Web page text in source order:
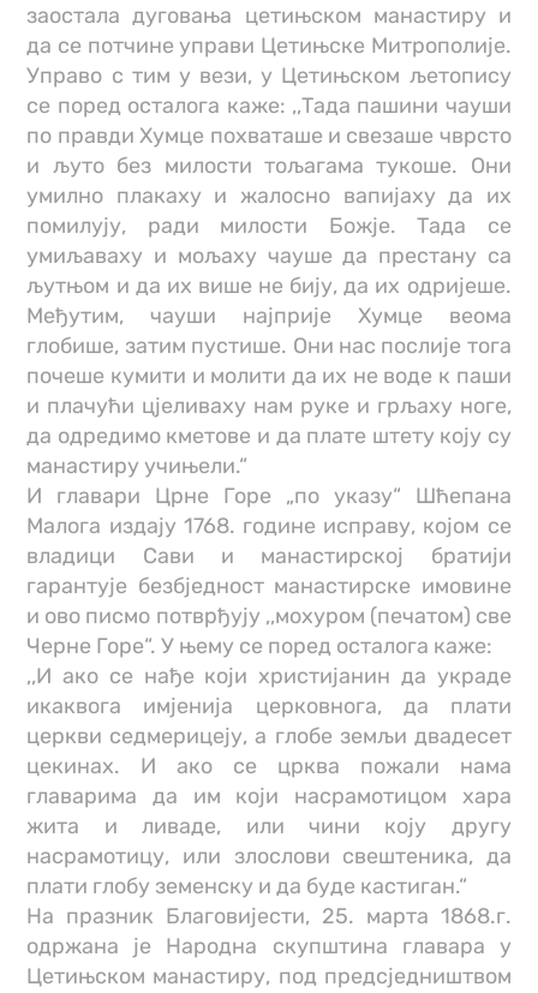
заостала дуговања цетињском манастиру и
да се потчине управи Цетињске Митрополије.
Управо с тим у вези, у Цетињском љетопису
се поред осталога каже: ,,Тада пашини чауши
по правди Хумце похваташе и свезаше чврсто
и љуто без милости тољагама тукоше. Они
умилно плакаху и жалосно вапијаху да их
помилују, ради милости Божје. Тада се
умиљаваху и мољаху чауше да престану са
љутњом и да их више не бију, да их одријеше.
Међутим, чауши најприје Хумце веома
глобише, затим пустише. Они нас послије тога
почеше кумити и молити да их не воде к паши
и плачући цјеливаху нам руке и грљаху ноге,
да одредимо кметове и да плате штету коју су
манастиру учињели.“
И главари Црне Горе „по указу“ Шћепана
Малога издају 1768. године исправу, којом се
владици Сави и манастирској братији
гарантује безбједност манастирске имовине
и ово писмо потврђују ,,мохуром (печатом) све
Черне Горе“. У њему се поред осталога каже:
,,И ако се нађе који христијанин да украде
икаквога имјенија церковнога, да плати
церкви седмерицеју, а глобе земљи двадесет
цекинах. И ако се црква пожали нама
главарима да им који насрамотицом хара
жита и ливаде, или чини коју другу
насрамотицу, или злослови свештеника, да
плати глобу земенску и да буде кастиган.“
На празник Благовијести, 25. марта 1868.г.
одржана је Народна скупштина главара у
Цетињском манастиру, под предсједништвом